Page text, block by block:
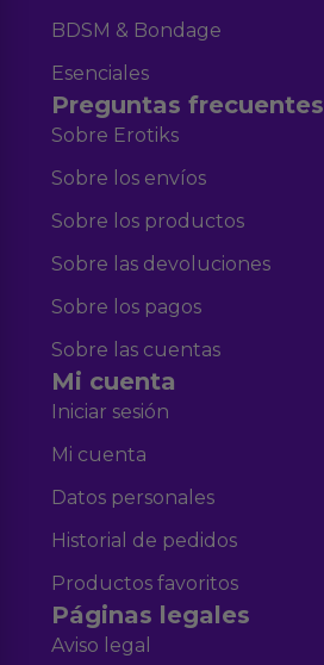
BDSM & Bondage
Esenciales
Preguntas frecuentes
Sobre Erotiks
Sobre los envíos
Sobre los productos
Sobre las devoluciones
Sobre los pagos
Sobre las cuentas
Mi cuenta
Iniciar sesión
Mi cuenta
Datos personales
Historial de pedidos
Productos favoritos
Páginas legales
Aviso legal